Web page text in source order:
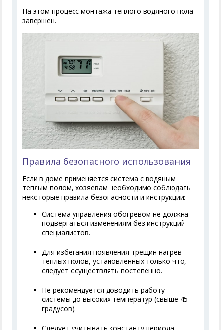
На этом процесс монтажа теплого водяного пола
завершен.
Правила безопасного использования
Если в доме применяется система с водяным
теплым полом, хозяевам необходимо соблюдать
некоторые правила безопасности и инструкции:
Система управления обогревом не должна
подвергаться изменениям без инструкций
специалистов.
Для избегания появления трещин нагрев
теплых полов, установленных только что,
следует осуществлять постепенно.
Не рекомендуется доводить работу
системы до высоких температур (свыше 45
градусов).
Следует учитывать константу периода